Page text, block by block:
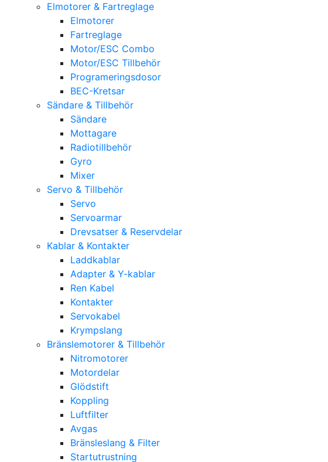
Elmotorer & Fartreglage
Elmotorer
Fartreglage
Motor/ESC Combo
Motor/ESC Tillbehör
Programeringsdosor
BEC-Kretsar
Sändare & Tillbehör
Sändare
Mottagare
Radiotillbehör
Gyro
Mixer
Servo & Tillbehör
Servo
Servoarmar
Drevsatser & Reservdelar
Kablar & Kontakter
Laddkablar
Adapter & Y-kablar
Ren Kabel
Kontakter
Servokabel
Krympslang
Bränslemotorer & Tillbehör
Nitromotorer
Motordelar
Glödstift
Koppling
Luftfilter
Avgas
Bränsleslang & Filter
Startutrustning